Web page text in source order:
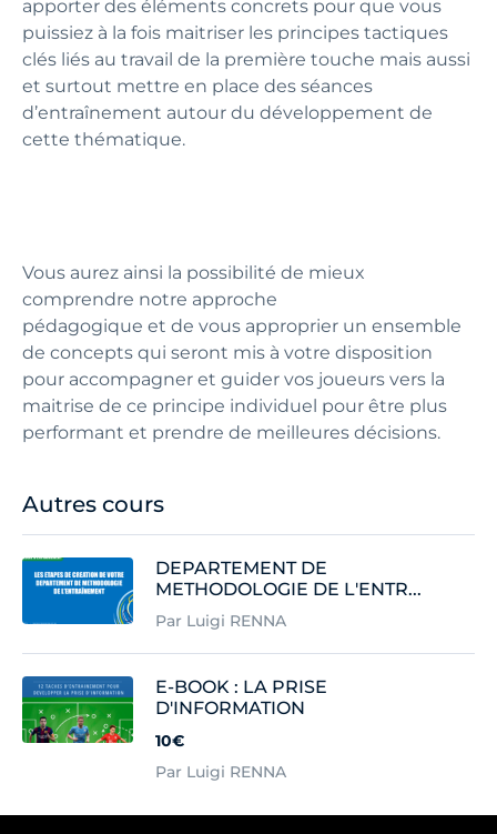
Autres cours
DEPARTEMENT DE
METHODOLOGIE DE L'ENTR...
Par Luigi RENNA
E-BOOK : LA PRISE
D'INFORMATION
10€
Par Luigi RENNA
apporter des éléments concrets pour que vous
puissiez à la fois maitriser les principes tactiques
clés liés au travail de la première touche mais aussi
et surtout mettre en place des séances
d’entraînement autour du développement de
cette thématique.
Vous aurez ainsi la possibilité de mieux
comprendre notre approche
pédagogique et de vous approprier un ensemble
de concepts qui seront mis à votre disposition
pour accompagner et guider vos joueurs vers la
maitrise de ce principe individuel pour être plus
performant et prendre de meilleures décisions.